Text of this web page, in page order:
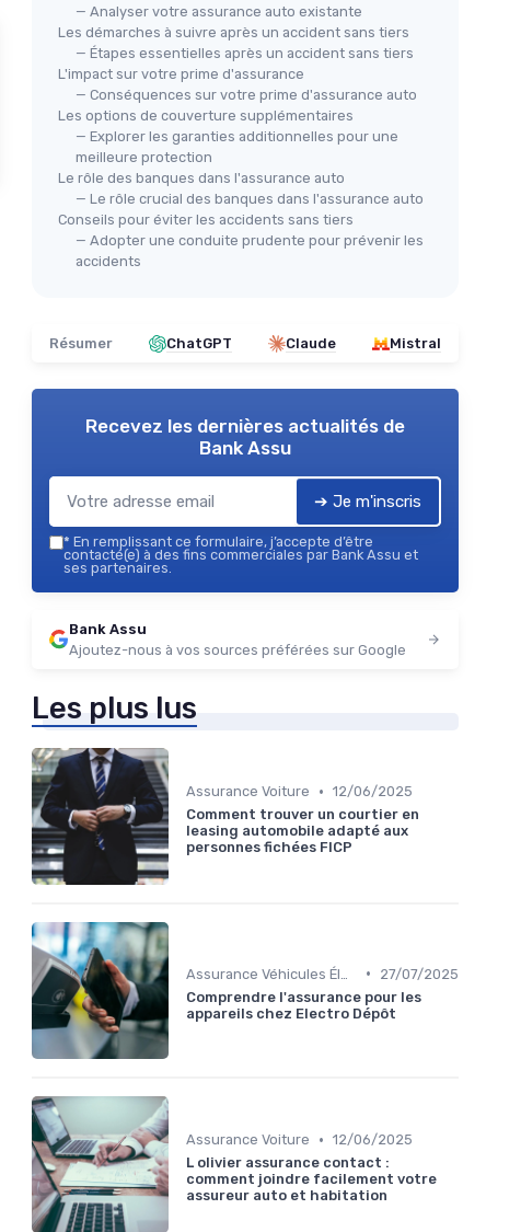
— Analyser votre assurance auto existante
Les démarches à suivre après un accident sans tiers
— Étapes essentielles après un accident sans tiers
L'impact sur votre prime d'assurance
— Conséquences sur votre prime d'assurance auto
Les options de couverture supplémentaires
— Explorer les garanties additionnelles pour une
meilleure protection
Le rôle des banques dans l'assurance auto
— Le rôle crucial des banques dans l'assurance auto
Conseils pour éviter les accidents sans tiers
— Adopter une conduite prudente pour prévenir les
accidents
Résumer ChatGPT Claude Mistral
Recevez les dernières actualités de
Bank Assu
➔ Je m'inscris
* En remplissant ce formulaire, j’accepte d’être
contacté(e) à des fins commerciales par Bank Assu et
ses partenaires.
Bank Assu
Ajoutez-nous à vos sources préférées sur Google
Les plus lus
Assurance Voiture • 12/06/2025
Comment trouver un courtier en
leasing automobile adapté aux
personnes fichées FICP
•
27/07/2025
Comprendre l'assurance pour les
appareils chez Electro Dépôt
Assurance Voiture • 12/06/2025
L olivier assurance contact :
comment joindre facilement votre
assureur auto et habitation